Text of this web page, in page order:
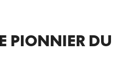
PIONNIER